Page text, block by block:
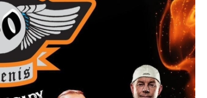
redakcija
programmas 2025.-2030.gadam izstrādi